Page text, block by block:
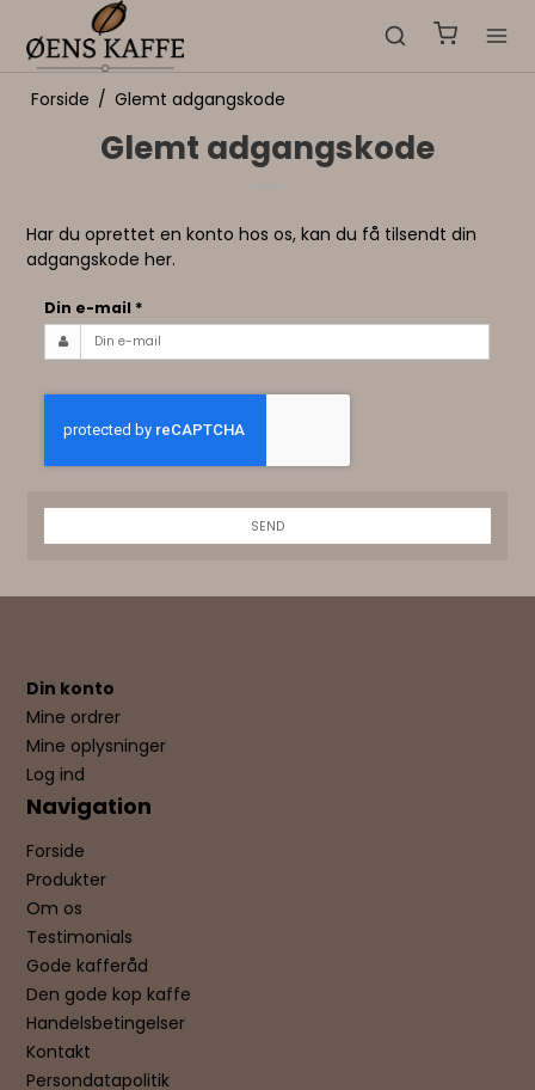
Forside / Glemt adgangskode
Glemt adgangskode
Har du oprettet en konto hos os, kan du få tilsendt din
adgangskode her.
Din e-mail *
SEND
Din konto
Mine ordrer
Mine oplysninger
Log ind
Navigation
Forside
Produkter
Om os
Testimonials
Gode kafferåd
Den gode kop kaffe
Handelsbetingelser
Kontakt
Persondatapolitik